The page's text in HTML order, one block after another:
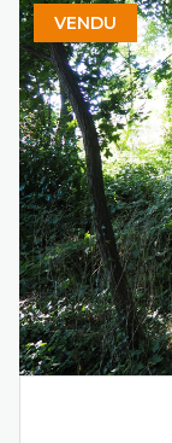
VENDU